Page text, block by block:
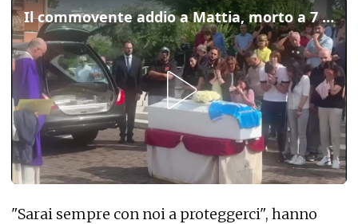
Il commovente addio a Mattia, morto a 7 anni: "Sarai sempre con noi"
"Sarai sempre con noi a proteggerci", hanno